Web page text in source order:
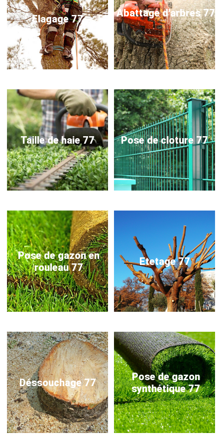
Elagage 77 Abattage d'arbres 77
Taille de haie 77 Pose de cloture 77
Pose de gazon en
rouleau 77
Etetage 77
Déssouchage 77
Pose de gazon
synthétique 77